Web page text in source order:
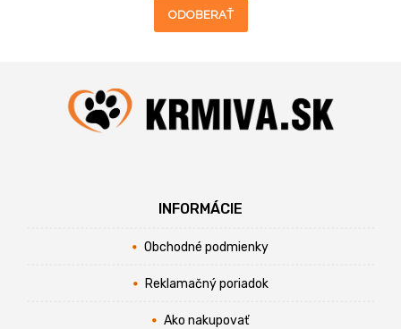
ODOBERAŤ
INFORMÁCIE
Obchodné podmienky
Reklamačný poriadok
Ako nakupovať